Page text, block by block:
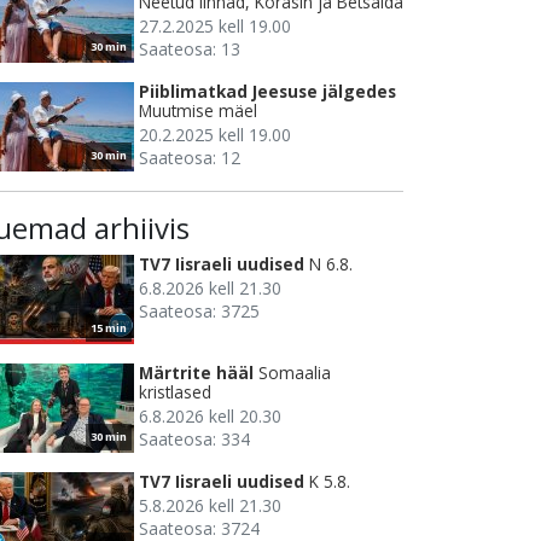
30 min
27.2.2025 kell 19.00
Saateosa: 13
30 min
Piiblimatkad Jeesuse jälgedes
Muutmise mäel
20.2.2025 kell 19.00
Saateosa: 12
arhiivis
15 min
TV7 Iisraeli uudised N 6.8.
6.8.2026 kell 21.30
Saateosa: 3725
30 min
Märtrite hääl Somaalia
kristlased
6.8.2026 kell 20.30
Saateosa: 334
TV7 Iisraeli uudised K 5.8.
5.8.2026 kell 21.30
Saateosa: 3724